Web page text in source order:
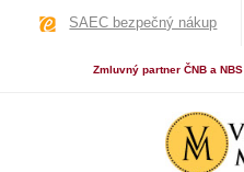
SAEC bezpečný nákup
Zmluvný partner ČNB a NBS